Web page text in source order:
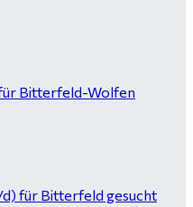
Bitterfeld-Wolfen
für Bitterfeld gesucht